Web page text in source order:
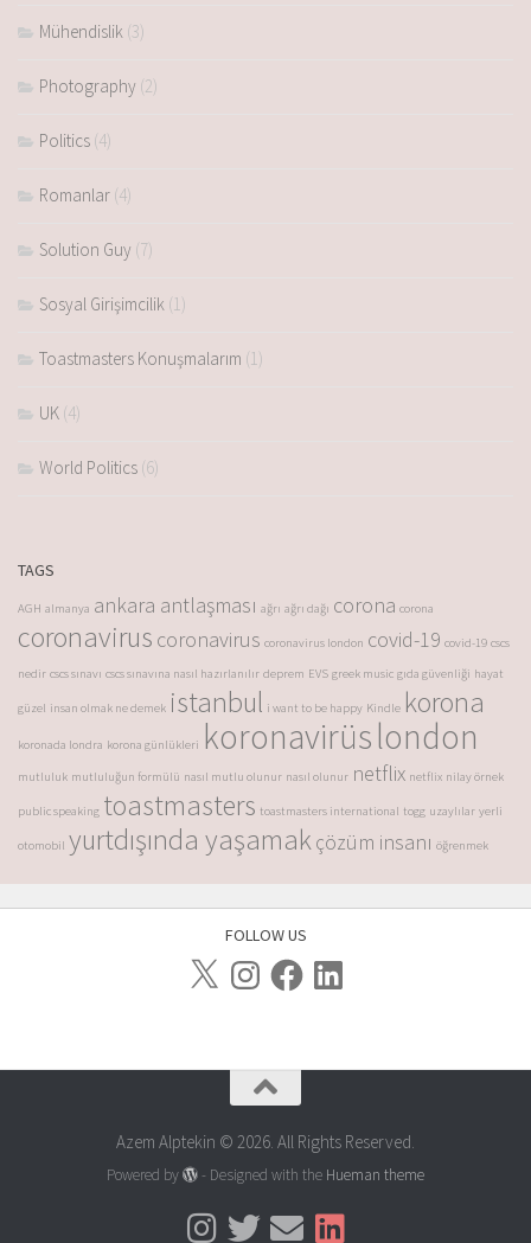
Mühendislik (3)
Photography (2)
Politics (4)
Romanlar (4)
Solution Guy (7)
Sosyal Girişimcilik (1)
Toastmasters Konuşmalarım (1)
UK (4)
World Politics (6)
TAGS
AGH almanya ankara antlaşması ağrı ağrı dağı corona corona
coronavirus coronavirus coronavirus london covid-19 covid-19 cscs
nedir cscs sınavı cscs sınavına nasıl hazırlanılır deprem EVS greek music gıda güvenliği hayat
güzel insan olmak ne demek istanbul i want to be happy Kindle korona
koronada londra korona günlükleri koronavirüslondon
mutluluk mutluluğun formülü nasıl mutlu olunur nasıl olunur netflix netflix nilay örnek
public speaking toastmasters toastmasters international togg uzaylılar yerli
otomobil yurtdışında yaşamakçözüm insanı öğrenmek
FOLLOW US
Azem Alptekin © 2026. All Rights Reserved.
Powered by - Designed with the Hueman theme